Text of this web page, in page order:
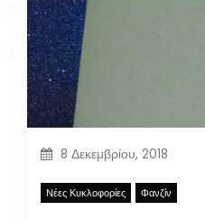
8 Δεκεμβρίου, 2018
Νέες Κυκλοφορίες Φανζίν